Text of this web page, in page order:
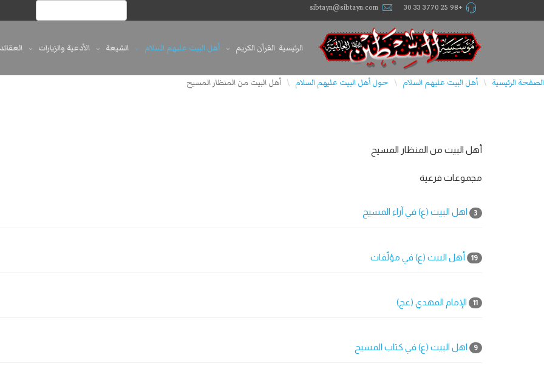
+98 25 3770 33 30
sibtayn@sibtayn.com
الرئيسية القرآن الكريم أهل البيت عليهم السلام الشيعة الأدعية والزيارات العقائد
الصفحة الرئيسية \ أهل البيت عليهم السلام \ حول أهل البيت علیهم السلام \ أهل البيت من المنظار المسيح
أهل البيت من المنظار المسيح
مجموعات فرعية
3 اهل البيت (ع) في آراء المسيح
19 أهل البيت (ع) في مؤلّفات
11 الإمام المهدي (عج)
9 اهل البيت (ع) في كتاب المسيح